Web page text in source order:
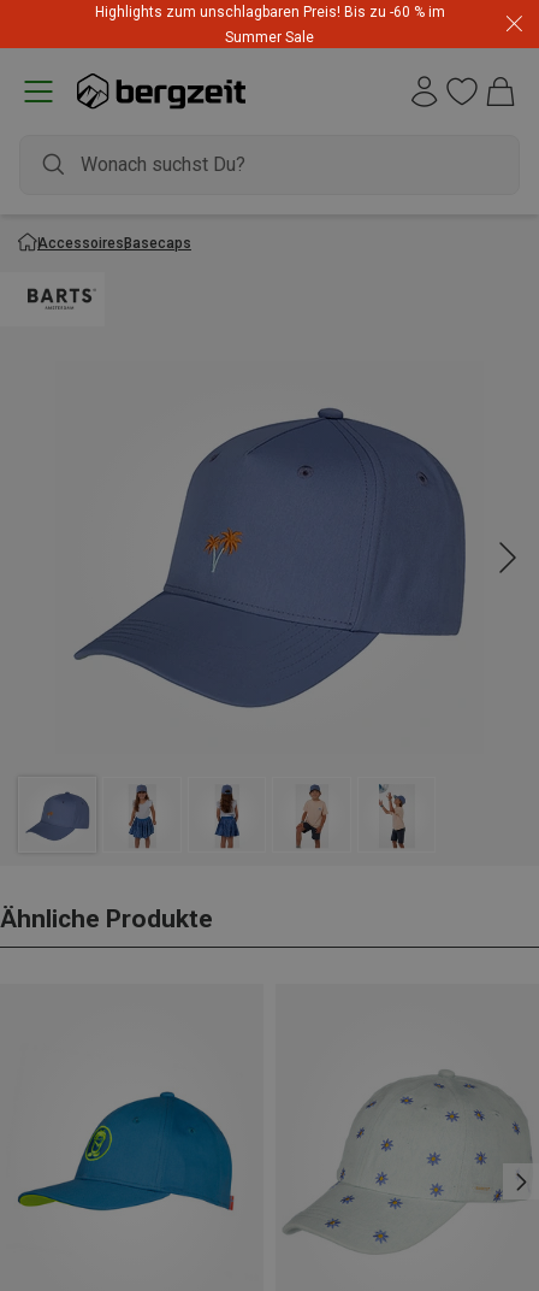
Highlights zum unschlagbaren Preis! Bis zu -60 % im
Summer Sale
AccessoiresBasecaps
Ähnliche Produkte